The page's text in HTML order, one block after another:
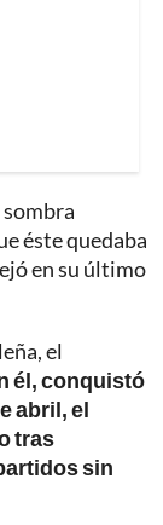
sombra
éste quedaba
en su último
el
él, conquistó
abril, el
tras
sin